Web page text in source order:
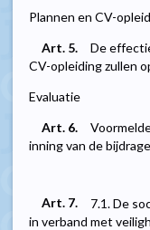
Plannen en CV-
Art. 5.
De
CV-opleiding zullen
Evaluatie
Art. 6.
inning van de
Art. 7.
7.1. De
in verband met